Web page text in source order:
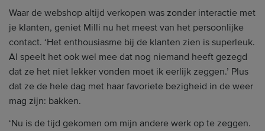
Waar de webshop altijd verkopen was zonder interactie met
je klanten, geniet Milli nu het meest van het persoonlijke
contact. ‘Het enthousiasme bij de klanten zien is superleuk.
Al speelt het ook wel mee dat nog niemand heeft gezegd
dat ze het niet lekker vonden moet ik eerlijk zeggen.’ Plus
dat ze de hele dag met haar favoriete bezigheid in de weer
mag zijn: bakken.
‘Nu is de tijd gekomen om mijn andere werk op te zeggen.